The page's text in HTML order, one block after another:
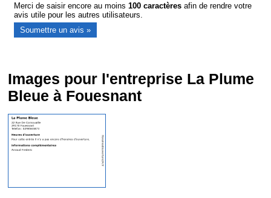
Merci de saisir encore au moins100 caractères afin de rendre votre
avis utile pour les autres utilisateurs.
Images pour l'entreprise La Plume
Bleue à Fouesnant